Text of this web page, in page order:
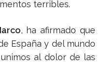
terribles.
, ha afirmado que
España y del mundo
al dolor de las